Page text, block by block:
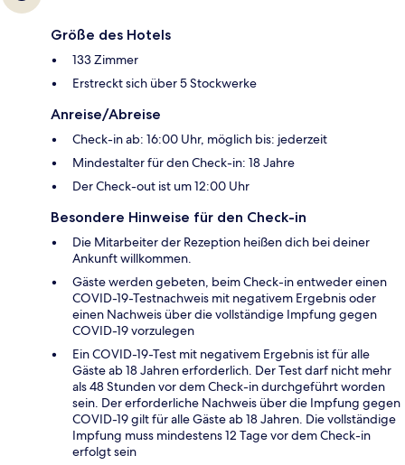
Größe des Hotels
133 Zimmer
Erstreckt sich über 5 Stockwerke
Anreise/Abreise
Check-in ab: 16:00 Uhr, möglich bis: jederzeit
Mindestalter für den Check-in: 18 Jahre
Der Check-out ist um 12:00 Uhr
Besondere Hinweise für den Check-in
Die Mitarbeiter der Rezeption heißen dich bei deiner
Ankunft willkommen.
Gäste werden gebeten, beim Check-in entweder einen
COVID-19-Testnachweis mit negativem Ergebnis oder
einen Nachweis über die vollständige Impfung gegen
COVID-19 vorzulegen
Ein COVID-19-Test mit negativem Ergebnis ist für alle
Gäste ab 18 Jahren erforderlich. Der Test darf nicht mehr
als 48 Stunden vor dem Check-in durchgeführt worden
sein. Der erforderliche Nachweis über die Impfung gegen
COVID-19 gilt für alle Gäste ab 18 Jahren. Die vollständige
Impfung muss mindestens 12 Tage vor dem Check-in
erfolgt sein